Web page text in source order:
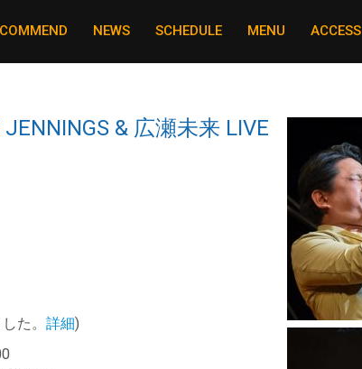
NEWS SCHEDULE MENU ACCESS
& 広瀬未来 LIVE
た。 詳細)